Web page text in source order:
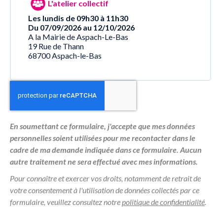
L'atelier collectif
Les lundis de 09h30 à 11h30
Du 07/09/2026 au 12/10/2026
A la Mairie de Aspach-Le-Bas
19 Rue de Thann
68700 Aspach-le-Bas
En soumettant ce formulaire, j'accepte que mes données
personnelles soient utilisées pour me recontacter dans le
cadre de ma demande indiquée dans ce formulaire. Aucun
autre traitement ne sera effectué avec mes informations.
Pour connaître et exercer vos droits, notamment de retrait de
votre consentement à l'utilisation de données collectés par ce
formulaire, veuillez consultez notrepolitique de confidentialité.